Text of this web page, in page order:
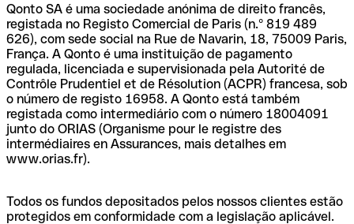
Qonto SA é uma sociedade anónima de direito francês,
registada no Registo Comercial de Paris (n.º 819 489
626), com sede social na Rue de Navarin, 18, 75009 Paris,
França. A Qonto é uma instituição de pagamento
regulada, licenciada e supervisionada pela Autorité de
Contrôle Prudentiel et de Résolution (ACPR) francesa, sob
o número de registo 16958. A Qonto está também
registada como intermediário com o número 18004091
junto do ORIAS (Organisme pour le registre des
intermédiaires en Assurances, mais detalhes em
www.orias.fr).
Todos os fundos depositados pelos nossos clientes estão
protegidos em conformidade com a legislação aplicável.